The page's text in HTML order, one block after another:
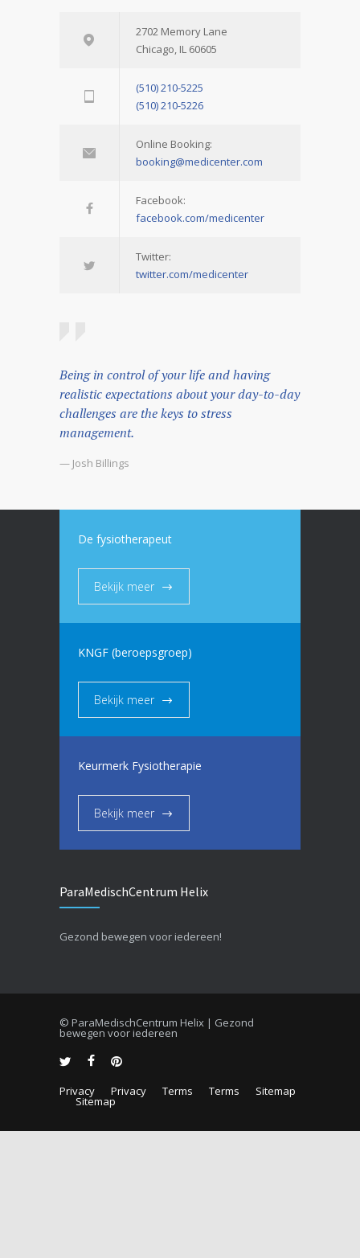
2702 Memory Lane
Chicago, IL 60605
(510) 210-5225
(510) 210-5226
Online Booking:
booking@medicenter.com
Facebook:
facebook.com/medicenter
Twitter:
twitter.com/medicenter
Being in control of your life and having
realistic expectations about your day-to-day
challenges are the keys to stress
management.
— Josh Billings
De fysiotherapeut
Bekijk meer
KNGF (beroepsgroep)
Bekijk meer
Keurmerk Fysiotherapie
Bekijk meer
ParaMedischCentrum Helix
Gezond bewegen voor iedereen!
© ParaMedischCentrum Helix | Gezond
bewegen voor iedereen
Privacy Privacy Terms Terms Sitemap
Sitemap